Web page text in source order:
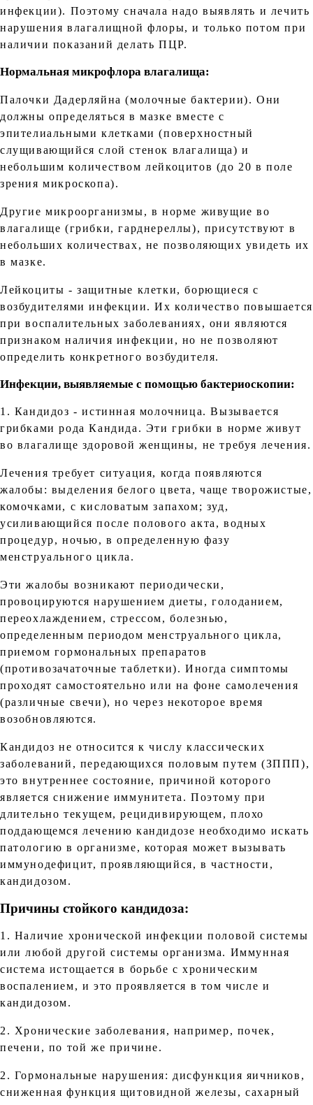
инфекции). Поэтому сначала надо выявлять и лечить
нарушения влагалищной флоры, и только потом при
наличии показаний делать ПЦР.
Нормальная микрофлора влагалища:
Палочки Дадерляйна (молочные бактерии). Они
должны определяться в мазке вместе с
эпителиальными клетками (поверхностный
слущивающийся слой стенок влагалища) и
небольшим количеством лейкоцитов (до 20 в поле
зрения микроскопа).
Другие микроорганизмы, в норме живущие во
влагалище (грибки, гарднереллы), присутствуют в
небольших количествах, не позволяющих увидеть их
в мазке.
Лейкоциты - защитные клетки, борющиеся с
возбудителями инфекции. Их количество повышается
при воспалительных заболеваниях, они являются
признаком наличия инфекции, но не позволяют
определить конкретного возбудителя.
Инфекции, выявляемые с помощью бактериоскопии:
1. Кандидоз - истинная молочница. Вызывается
грибками рода Кандида. Эти грибки в норме живут
во влагалище здоровой женщины, не требуя лечения.
Лечения требует ситуация, когда появляются
жалобы: выделения белого цвета, чаще творожистые,
комочками, с кисловатым запахом; зуд,
усиливающийся после полового акта, водных
процедур, ночью, в определенную фазу
менструального цикла.
Эти жалобы возникают периодически,
провоцируются нарушением диеты, голоданием,
переохлаждением, стрессом, болезнью,
определенным периодом менструального цикла,
приемом гормональных препаратов
(противозачаточные таблетки). Иногда симптомы
проходят самостоятельно или на фоне самолечения
(различные свечи), но через некоторое время
возобновляются.
Кандидоз не относится к числу классических
заболеваний, передающихся половым путем (ЗППП),
это внутреннее состояние, причиной которого
является снижение иммунитета. Поэтому при
длительно текущем, рецидивирующем, плохо
поддающемся лечению кандидозе необходимо искать
патологию в организме, которая может вызывать
иммунодефицит, проявляющийся, в частности,
кандидозом.
Причины стойкого кандидоза:
1. Наличие хронической инфекции половой системы
или любой другой системы организма. Иммунная
система истощается в борьбе с хроническим
воспалением, и это проявляется в том числе и
кандидозом.
2. Хронические заболевания, например, почек,
печени, по той же причине.
2. Гормональные нарушения: дисфункция яичников,
сниженная функция щитовидной железы, сахарный